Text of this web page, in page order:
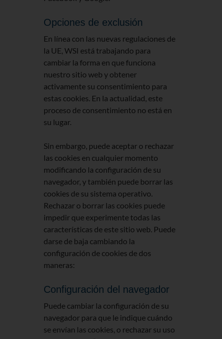
Opciones de exclusión
En línea con las nuevas regulaciones de
la UE, WSI está trabajando para
cambiar la forma en que funciona
nuestro sitio web y obtener
activamente su consentimiento para
estas cookies. En la actualidad, este
proceso de consentimiento no está en
su lugar.
Sin embargo, puede aceptar o rechazar
las cookies en cualquier momento
modificando la configuración de su
navegador, y también puede borrar las
cookies de su sistema operativo.
Rechazar o borrar las cookies puede
impedir que experimente todas las
características de este sitio web. Puede
darse de baja cambiando la
configuración de cookies de dos
maneras:
Configuración del navegador
Puede cambiar la configuración de su
navegador para que le indique cuándo
se envían las cookies, o rechazar su uso